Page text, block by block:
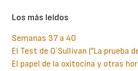
Los más leidos
Semanas 37 a 40
El Test de O´Sullivan ("La prueba
El papel de la oxitocina y otras